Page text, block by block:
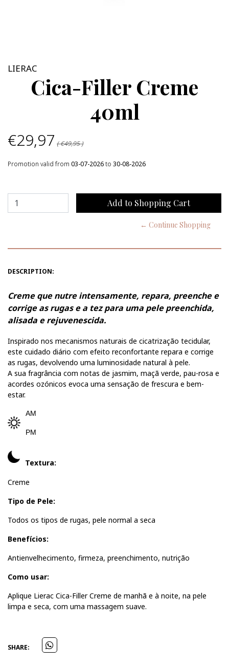
LIERAC
Cica-Filler Creme
40ml
€29,97 ( €49,95 )
Promotion valid from 03-07-2026to 30-08-2026
← Continue Shopping
DESCRIPTION:
Creme que nutre intensamente, repara, preenche e
corrige as rugas e a tez para uma pele preenchida,
alisada e rejuvenescida.
Inspirado nos mecanismos naturais de cicatrização tecidular,
este cuidado diário com efeito reconfortante repara e corrige
as rugas, devolvendo uma luminosidade natural à pele.
A sua fragrância com notas de jasmim, maçã verde, pau-rosa e
acordes ozónicos evoca uma sensação de frescura e bem-
estar.
AM
PM
Textura:
Creme
Tipo de Pele:
Todos os tipos de rugas, pele normal a seca
Benefícios:
Antienvelhecimento, firmeza, preenchimento, nutrição
Como usar:
Aplique Lierac Cica-Filler Creme de manhã e à noite, na pele
limpa e seca, com uma massagem suave.
SHARE: